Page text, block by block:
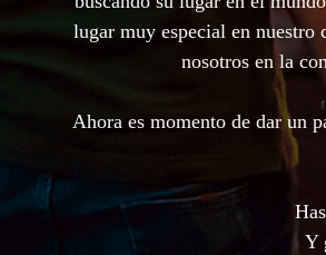
lugar muy especial en nuestro
nosotros en la
Ahora es momento de dar un
Y